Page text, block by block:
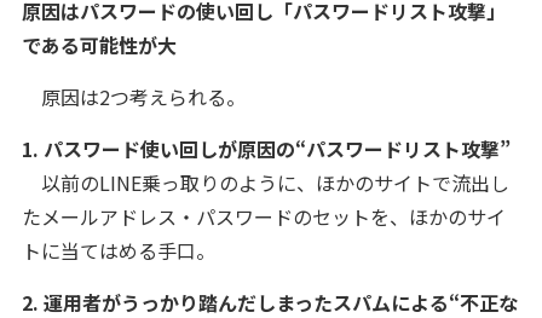
原因はパスワードの使い回し「パスワードリスト攻撃」
である可能性が大
原因は2つ考えられる。
1. パスワード使い回しが原因の“パスワードリスト攻撃”
以前のLINE乗っ取りのように、ほかのサイトで流出し
たメールアドレス・パスワードのセットを、ほかのサイ
トに当てはめる手口。
2. 運用者がうっかり踏んだしまったスパムによる“不正な